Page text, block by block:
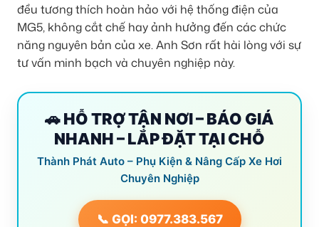
đều tương thích hoàn hảo với hệ thống điện của
MG5, không cắt chế hay ảnh hưởng đến các chức
năng nguyên bản của xe. Anh Sơn rất hài lòng với sự
tư vấn minh bạch và chuyên nghiệp này.
🚗 HỖ TRỢ TẬN NƠI – BÁO GIÁ
NHANH – LẮP ĐẶT TẠI CHỖ
Thành Phát Auto – Phụ Kiện & Nâng Cấp Xe Hơi
Chuyên Nghiệp
📞 GỌI: 0977.383.567